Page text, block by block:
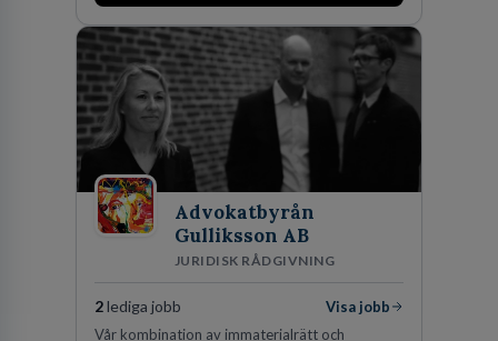
Advokatbyrån
Gulliksson AB
JURIDISK RÅDGIVNING
2lediga jobb
Visa jobb
Vår kombination av immaterialrätt och